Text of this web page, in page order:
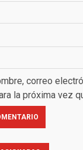
correo
la próxima vez